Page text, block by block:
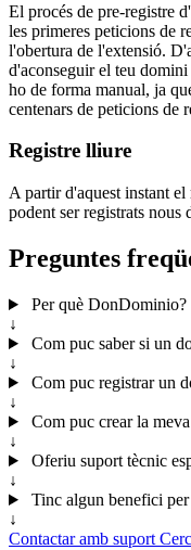
El procés de pre-registre
les primeres peticions de
l'obertura de l'extensió.
d'aconseguir el teu
ho de forma manual, ja
centenars de peticions de
Registre lliure
A partir d'aquest instant el
podent ser registrats nous
Preguntes
Per què DonDominio?
↓
Com puc saber si un
↓
Com puc registrar un
↓
Com puc crear la
↓
Oferiu suport tècnic
↓
Tinc algun benefici
↓
Contactar amb suport